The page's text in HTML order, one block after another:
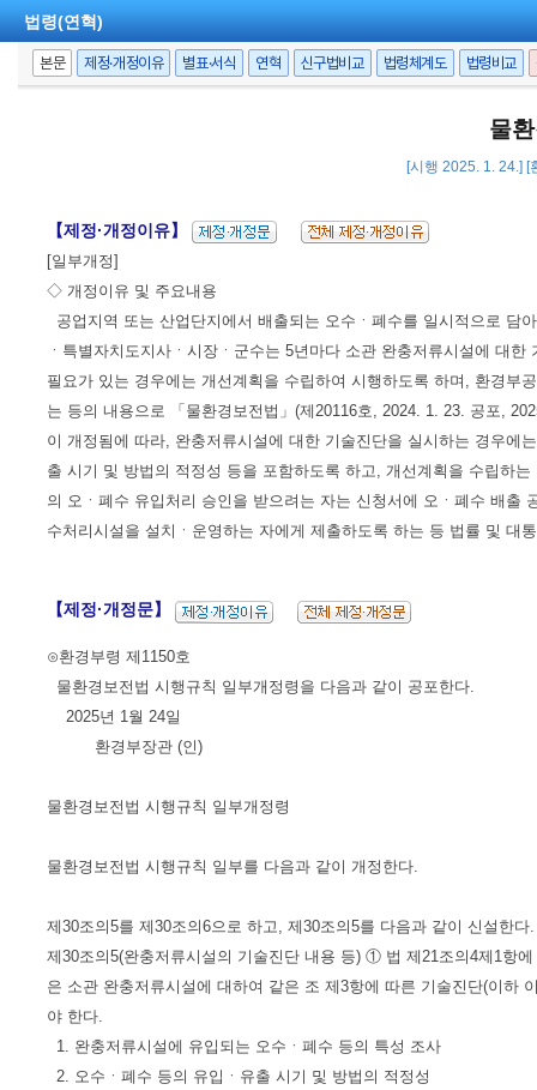
법령(연혁)
본문 제정·개정이유 별표·서식 연혁 신구법비교 법령체계도 법령비교
물
[시행 2025. 1. 24.]
【제정·개정이유】
[일부개정]
◇ 개정이유 및 주요내용
공업지역 또는 산업단지에서 배출되는 오수ㆍ폐수를 일시적으로 담
ㆍ특별자치도지사ㆍ시장ㆍ군수는 5년마다 소관 완충저류시설에 대
필요가 있는 경우에는 개선계획을 수립하여 시행하도록 하며, 환경부
는 등의 내용으로 「물환경보전법」(제20116호, 2024. 1. 23. 공포,
이 개정됨에 따라, 완충저류시설에 대한 기술진단을 실시하는 경우에
출 시기 및 방법의 적정성 등을 포함하도록 하고, 개선계획을 수립하
의 오ㆍ폐수 유입처리 승인을 받으려는 자는 신청서에 오ㆍ폐수 배출
수처리시설을 설치ㆍ운영하는 자에게 제출하도록 하는 등 법률 및 대
【제정·개정문】
⊙환경부령 제1150호
물환경보전법 시행규칙 일부개정령을 다음과 같이 공포한다.
2025년 1월 24일
환경부장관 (인)
물환경보전법 시행규칙 일부개정령
물환경보전법 시행규칙 일부를 다음과 같이 개정한다.
제30조의5를 제30조의6으로 하고, 제30조의5를 다음과 같이 신설한다.
제30조의5(완충저류시설의 기술진단 내용 등) ① 법 제21조의4제1항
은 소관 완충저류시설에 대하여 같은 조 제3항에 따른 기술진단(이하
야 한다.
1. 완충저류시설에 유입되는 오수ㆍ폐수 등의 특성 조사
2. 오수ㆍ폐수 등의 유입ㆍ유출 시기 및 방법의 적정성